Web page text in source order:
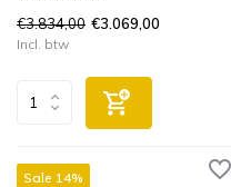
€3.834,00 €3.069,00
Incl. btw
Sale 14%